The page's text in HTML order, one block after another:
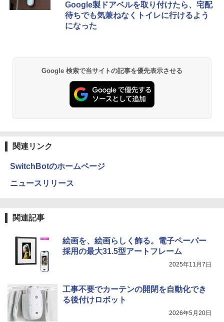
Google製ドアベルを取り付けたら、宅配
待ちでも気兼ねなくトイレに行けるよう
になった
Google 検索で当サイトの記事を優先表示させる
関連リンク
SwitchBotのホームページ
ニュースリリース
関連記事
絵画を、絵画らしく飾る。電子ペーパー
採用の最大31.5型アートフレーム
2025年11月7日
工事不要でカーテンの開閉を自動化でき
る後付けロボット
2026年5月20日